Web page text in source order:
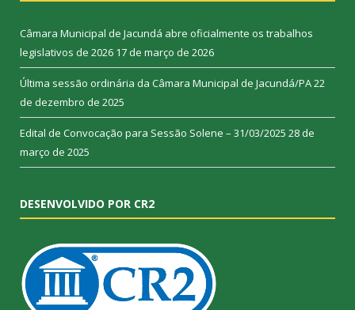
Câmara Municipal de Jacundá abre oficialmente os trabalhos
legislativos de 2026 17 de março de 2026
Última sessão ordinária da Câmara Municipal de Jacundá/PA22
de dezembro de 2025
Edital de Convocação para Sessão Solene – 31/03/2025 28 de
março de 2025
DESENVOLVIDO POR CR2